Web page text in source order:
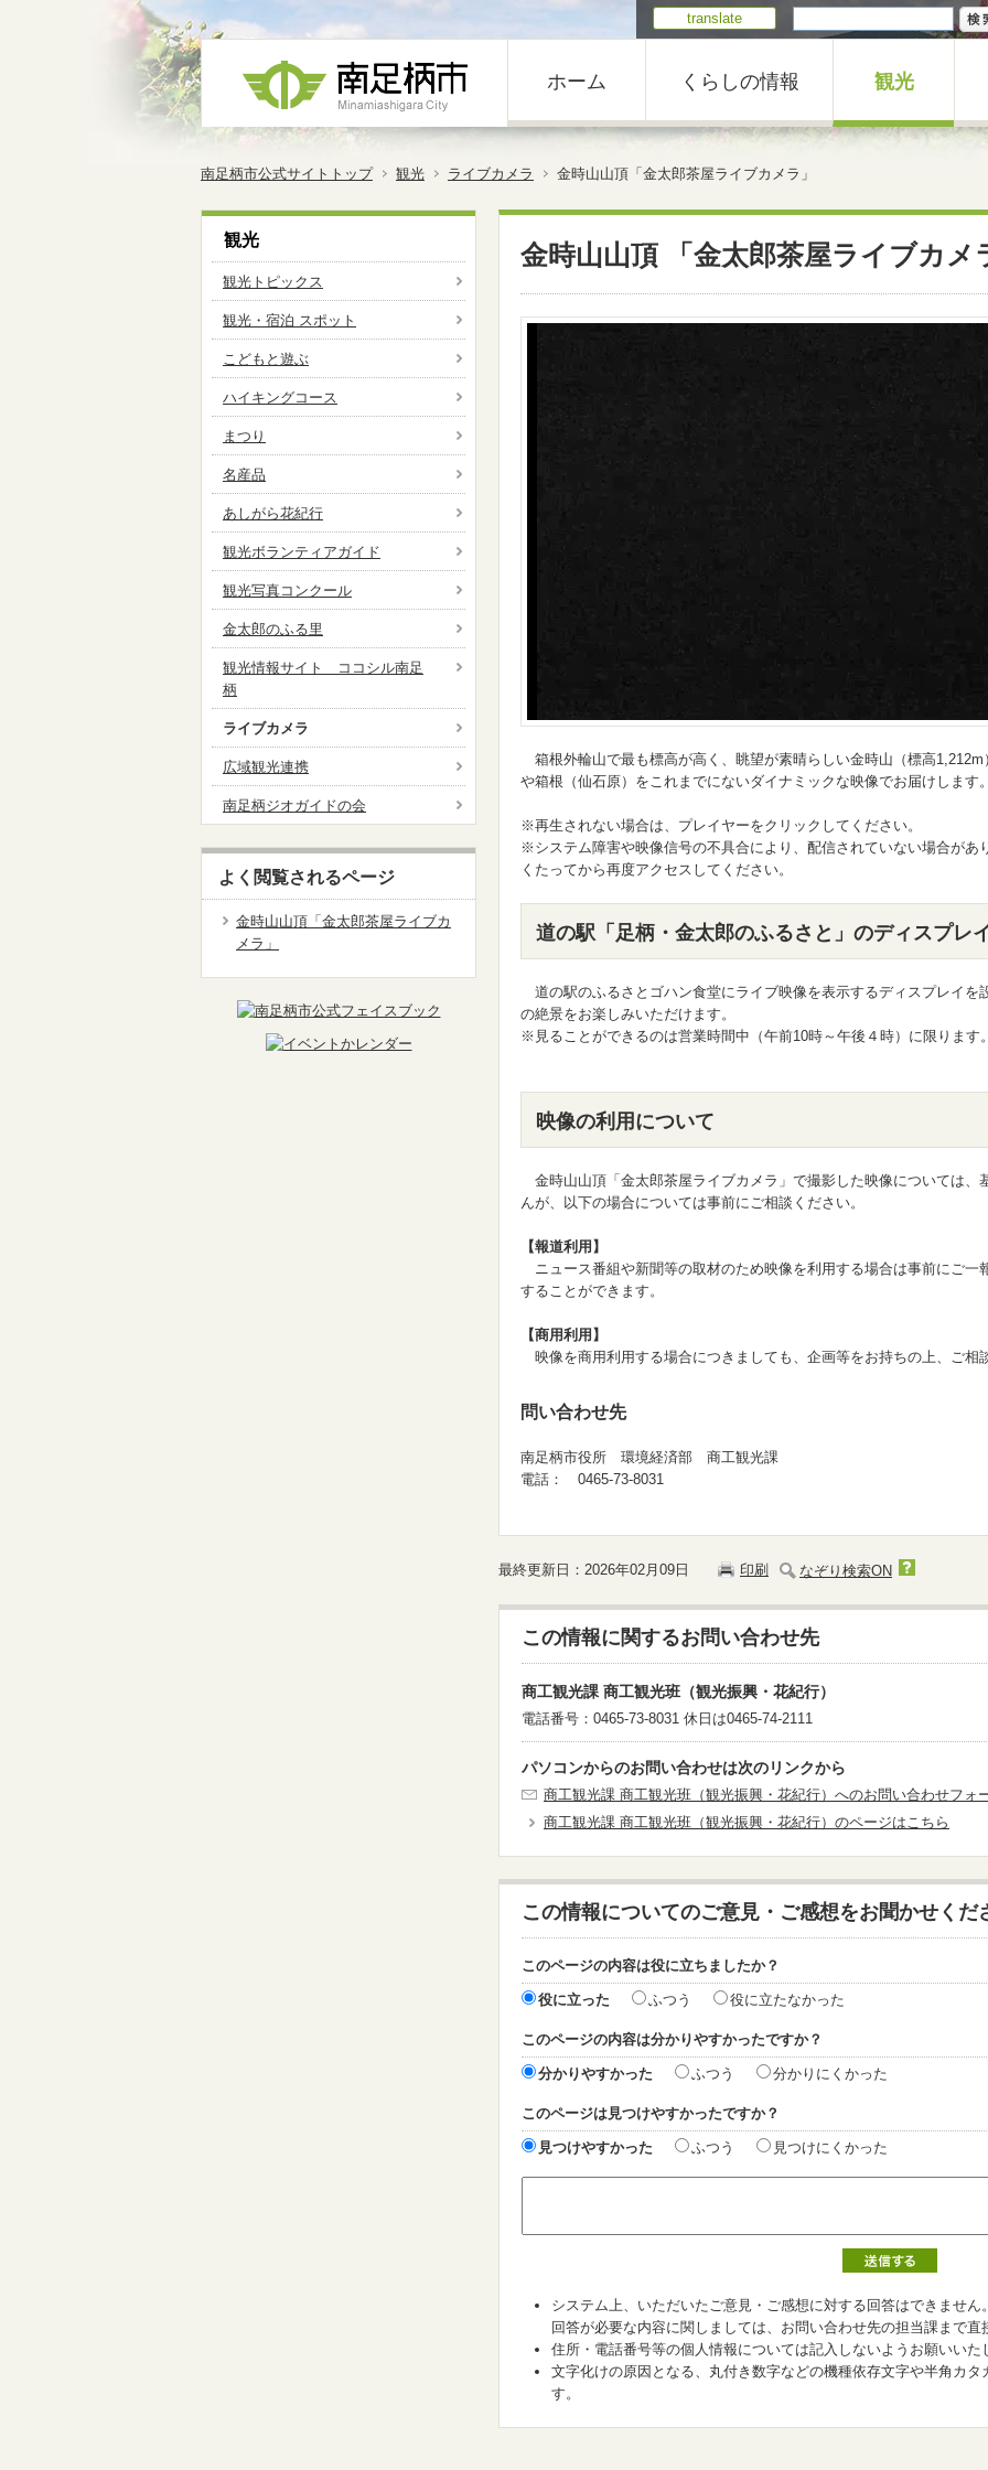
translate
ホーム くらしの情報 観光
南足柄市公式サイトトップ 観光 ライブカメラ 金時山山頂「金太郎茶屋ライブカメラ」
金時山山頂 「金太郎茶屋ライブカメ
箱根外輪山で最も標高が高く、眺望が素晴らしい金時山（標高
や箱根（仙石原）をこれまでにないダイナミックな映像でお届けします。
※再生されない場合は、プレイヤーをクリックしてください。
※システム障害や映像信号の不具合により、配信されていない場合があ
くたってから再度アクセスしてください。
道の駅「足柄・金太郎のふるさと」のディスプレ
道の駅のふるさとゴハン食堂にライブ映像を表示するディスプレイを
の絶景をお楽しみいただけます。
※見ることができるのは営業時間中（午前10時～午後４時）に限ります。
映像の利用について
金時山山頂「金太郎茶屋ライブカメラ」で撮影した映像については、
んが、以下の場合については事前にご相談ください。
【報道利用】
ニュース番組や新聞等の取材のため映像を利用する場合は事前にご一
することができます。
【商用利用】
映像を商用利用する場合につきましても、企画等をお持ちの上、ご相
問い合わせ先
南足柄市役所 環境経済部 商工観光課
電話： 0465-73-8031
最終更新日：2026年02月09日 印刷 なぞり検索ON
この情報に関するお問い合わせ先
商工観光課 商工観光班（観光振興・花紀行）
電話番号：0465-73-8031 休日は0465-74-2111
パソコンからのお問い合わせは次のリンクから
商工観光課 商工観光班（観光振興・花紀行）へのお問い合わせフォ
商工観光課 商工観光班（観光振興・花紀行）のページはこちら
この情報についてのご意見・ご感想をお聞かせくだ
このページの内容は役に立ちましたか？
役に立った ふつう 役に立たなかった
このページの内容は分かりやすかったですか？
分かりやすかった ふつう 分かりにくかった
このページは見つけやすかったですか？
見つけやすかった ふつう 見つけにくかった
システム上、いただいたご意見・ご感想に対する回答はできません。
回答が必要な内容に関しましては、お問い合わせ先の担当課まで直
住所・電話番号等の個人情報については記入しないようお願いいた
文字化けの原因となる、丸付き数字などの機種依存文字や半角カタ
す。
観光
観光トピックス
観光・宿泊 スポット
こどもと遊ぶ
ハイキングコース
まつり
名産品
あしがら花紀行
観光ボランティアガイド
観光写真コンクール
金太郎のふる里
観光情報サイト ココシル南足
柄
ライブカメラ
広域観光連携
南足柄ジオガイドの会
よく閲覧されるページ
金時山山頂「金太郎茶屋ライブカ
メラ」